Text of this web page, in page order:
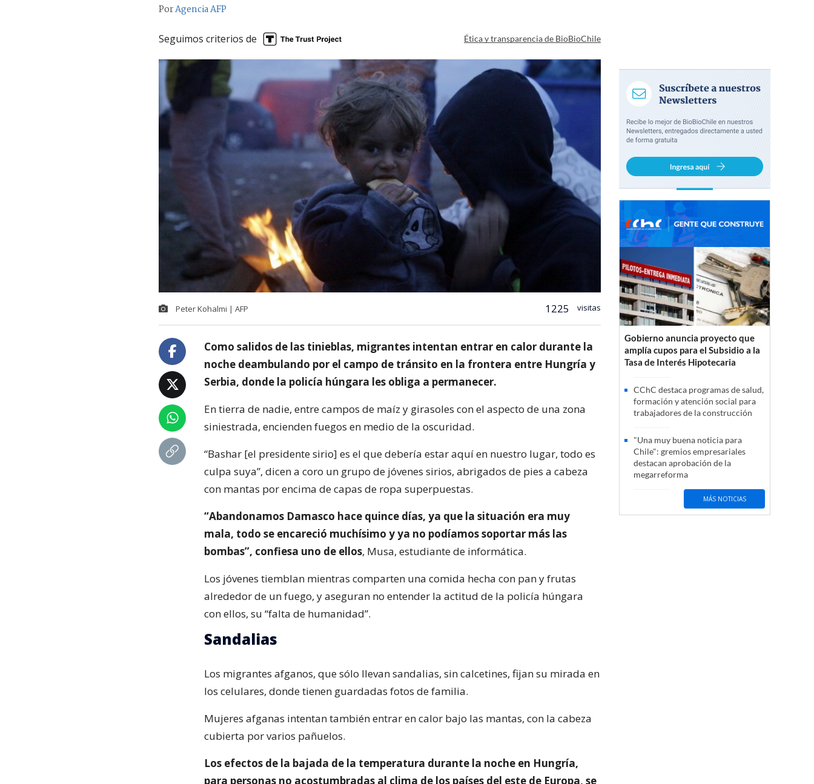
PorAgencia AFP
Seguimos criterios de Ética y transparencia de BioBioChile
Peter Kohalmi | AFP 1225 visitas
Como salidos de las tinieblas, migrantes intentan entrar en calor durante la
noche deambulando por el campo de tránsito en la frontera entre Hungría y
Serbia, donde la policía húngara les obliga a permanecer.
En tierra de nadie, entre campos de maíz y girasoles con el aspecto de una zona
siniestrada, encienden fuegos en medio de la oscuridad.
“Bashar [el presidente sirio] es el que debería estar aquí en nuestro lugar, todo es
culpa suya”, dicen a coro un grupo de jóvenes sirios, abrigados de pies a cabeza
con mantas por encima de capas de ropa superpuestas.
“Abandonamos Damasco hace quince días, ya que la situación era muy
mala, todo se encareció muchísimo y ya no podíamos soportar más las
bombas”, confiesa uno de ellos, Musa, estudiante de informática.
Los jóvenes tiemblan mientras comparten una comida hecha con pan y frutas
alrededor de un fuego, y aseguran no entender la actitud de la policía húngara
con ellos, su “falta de humanidad”.
Sandalias
Los migrantes afganos, que sólo llevan sandalias, sin calcetines, fijan su mirada en
los celulares, donde tienen guardadas fotos de familia.
Mujeres afganas intentan también entrar en calor bajo las mantas, con la cabeza
cubierta por varios pañuelos.
Los efectos de la bajada de la temperatura durante la noche en Hungría,
para personas no acostumbradas al clima de los países del este de Europa, se
Gobierno anuncia proyecto que
amplía cupos para el Subsidio a la
Tasa de Interés Hipotecaria
CChC destaca programas de salud,
formación y atención social para
trabajadores de la construcción
"Una muy buena noticia para
Chile": gremios empresariales
destacan aprobación de la
megarreforma
MÁS NOTICIAS